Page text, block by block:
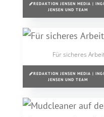
REDAKTION JENSEN MEDIA |
JENSEN UND TEAM
Für sicheres
REDAKTION JENSEN MEDIA |
JENSEN UND TEAM